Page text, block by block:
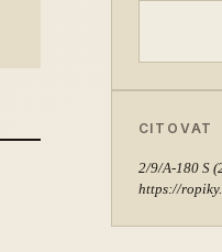
CITOVAT
2/9/A-180 S
https://